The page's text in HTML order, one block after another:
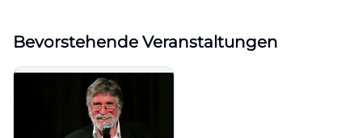
Bevorstehende Veranstaltungen